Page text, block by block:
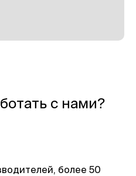
с нами?
более 50